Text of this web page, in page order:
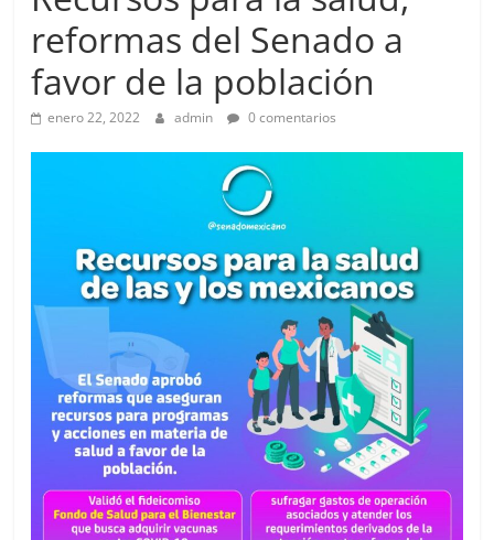
reformas del Senado a
favor de la población
enero 22, 2022 admin 0 comentarios